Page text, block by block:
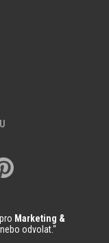
Marketing &
odvolat.“